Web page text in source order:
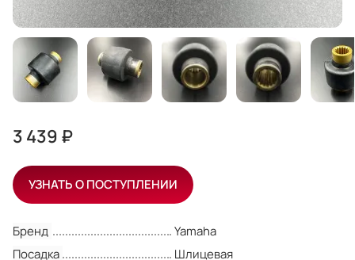
Бренд
Yamaha
Посадка
Шлицевая
3 439 ₽
УЗНАТЬ О ПОСТУПЛЕНИИ